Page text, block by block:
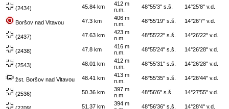
(2434) 45.84 km
412 m
n.m.
48°55'3'' s.š. 14°25'8'' v.d.
Boršov nad Vltavou 47.3 km
406 m
n.m.
48°55'19'' s.š. 14°26'7'' v.d.
(2437) 47.63 km
423 m
n.m.
48°55'22'' s.š. 14°26'22'' v.d.
(2438) 47.8 km
416 m
n.m.
48°55'24'' s.š. 14°26'28'' v.d.
(2543) 48.01 km
412 m
n.m.
48°55'31'' s.š. 14°26'28'' v.d.
žst. Boršov nad Vltavou 48.41 km
413 m
n.m.
48°55'35'' s.š. 14°26'44'' v.d.
(2536) 50.36 km
397 m
n.m.
48°56'6'' s.š. 14°27'55'' v.d.
51.37 km
394 m
48°56'36'' s.š. 14°28'4'' v.d.